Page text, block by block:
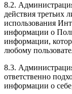
8.2.
действия третьих
использования
информации о
информации,
любому
8.3.
ответственно
информации о